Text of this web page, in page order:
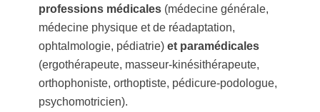
professions médicales (médecine générale,
médecine physique et de réadaptation,
ophtalmologie, pédiatrie) et paramédicales
(ergothérapeute, masseur-kinésithérapeute,
orthophoniste, orthoptiste, pédicure-podologue,
psychomotricien).